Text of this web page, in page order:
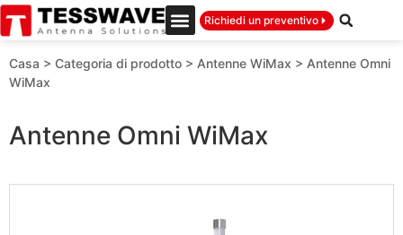
Richiedi un preventivo
Casa > Categoria di prodotto > Antenne WiMax > Antenne Omni
WiMax
Antenne Omni WiMax